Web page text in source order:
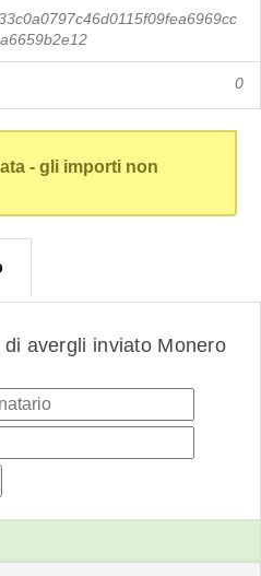
0
- gli importi non
avergli inviato Monero